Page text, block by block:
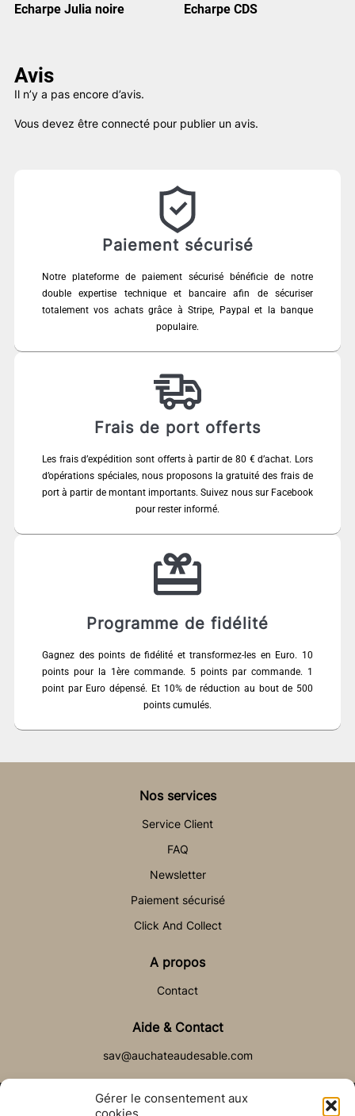
Gérer le consentement aux
Echarpe Julia noire Echarpe CDS
Avis
Il n’y a pas encore d’avis.
Vous devez être connecté pour publier un avis.
Paiement sécurisé
Notre plateforme de paiement sécurisé bénéficie de notre
double expertise technique et bancaire afin de sécuriser
totalement vos achats grâce à Stripe, Paypal et la banque
populaire.
Frais de port offerts
Les frais d’expédition sont offerts à partir de 80 € d’achat. Lors
d’opérations spéciales, nous proposons la gratuité des frais de
port à partir de montant importants. Suivez nous sur Facebook
pour rester informé.
Programme de fidélité
Gagnez des points de fidélité et transformez-les en Euro. 10
points pour la 1ère commande. 5 points par commande. 1
point par Euro dépensé. Et 10% de réduction au bout de 500
points cumulés.
Nos services
Service Client
FAQ
Newsletter
Paiement sécurisé
Click And Collect
A propos
Contact
Aide & Contact
sav@auchateaudesable.com